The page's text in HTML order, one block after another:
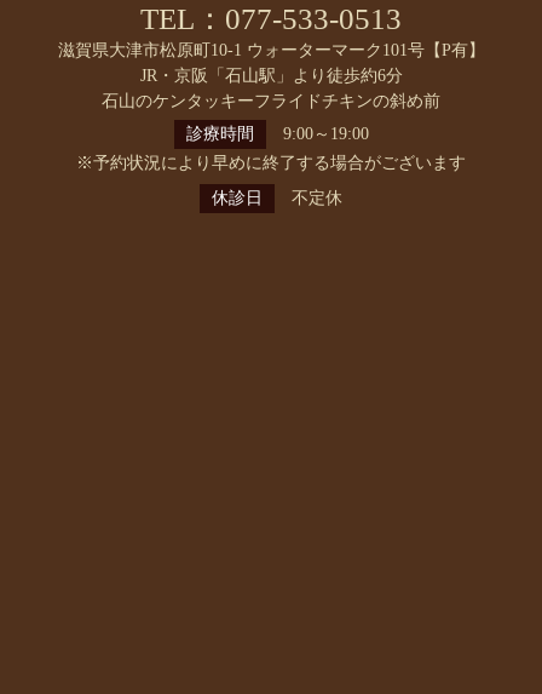
TEL：077-533-0513
滋賀県大津市松原町10-1 ウォーターマーク101号【P有】
JR・京阪「石山駅」より徒歩約6分
石山のケンタッキーフライドチキンの斜め前
診療時間
9:00～19:00
※予約状況により早めに終了する場合がございます
休診日
不定休